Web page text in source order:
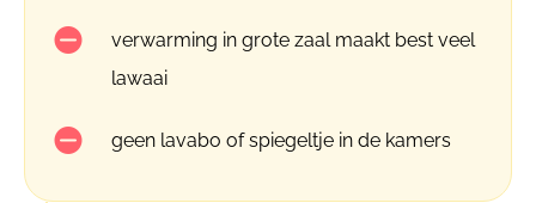
verwarming in grote zaal maakt best veel
lawaai
geen lavabo of spiegeltje in de kamers